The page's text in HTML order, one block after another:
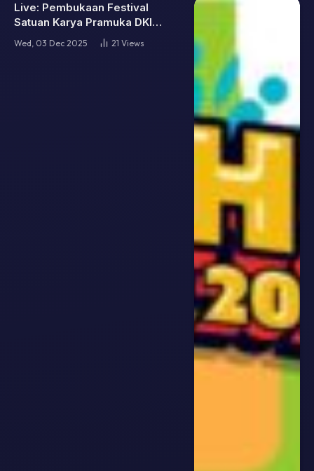
Live: Pembukaan Festival
Satuan Karya Pramuka DKI
Jakarta 2025
Wed, 03 Dec 2025 21 Views